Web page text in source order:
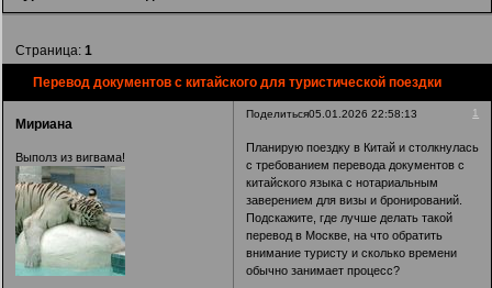
Перевод документов с китайского для туристической поездки
Страница:1
Поделиться 1
05.01.2026 22:58:13
Мириана
Выполз из вигвама!
Планирую поездку в Китай и столкнулась
с требованием перевода документов с
китайского языка с нотариальным
заверением для визы и бронирований.
Подскажите, где лучше делать такой
перевод в Москве, на что обратить
внимание туристу и сколько времени
обычно занимает процесс?